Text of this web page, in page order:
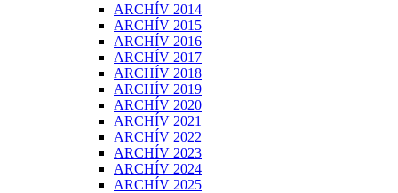
ARCHÍV 2014
ARCHÍV 2015
ARCHÍV 2016
ARCHÍV 2017
ARCHÍV 2018
ARCHÍV 2019
ARCHÍV 2020
ARCHÍV 2021
ARCHÍV 2022
ARCHÍV 2023
ARCHÍV 2024
ARCHÍV 2025